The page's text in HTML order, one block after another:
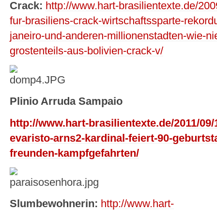
Crack: http://www.hart-brasilientexte.de/
fur-brasiliens-crack-wirtschaftssparte-
janeiro-und-anderen-millionenstadten-wie-
grostenteils-aus-bolivien-crack-v/
Plinio Arruda Sampaio
http://www.hart-brasilientexte.de/2011/
evaristo-arns2-kardinal-feiert-90-
freunden-kampfgefahrten/
Slumbewohnerin: http://www.hart-